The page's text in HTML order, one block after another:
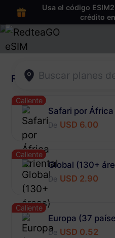
Usa el código
crédito
Safari por
De USD 6.00
Caliente
Global (130+
De USD 2.90
Caliente
Europa (37
De USD 0.52
Caliente